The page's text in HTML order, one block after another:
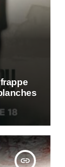
insert_link